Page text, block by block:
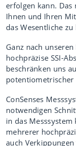
OEE
an
erfolgen kann.
Ihnen und Ihren
das Wesentliche
Ganz nach
hochpräzise SSI-
beschränken uns
potentiometrischer
ConSenses
notwendigen
in das
mehrerer
auch